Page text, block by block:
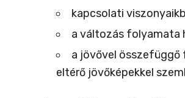
kapcsolati
a változás folyamata
a jövővel összefüggő
eltérő jövőképekkel